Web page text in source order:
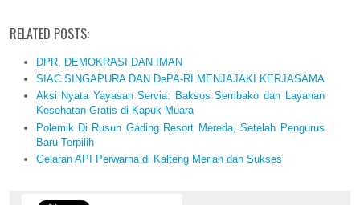
RELATED POSTS:
DPR, DEMOKRASI DAN IMAN
SIAC SINGAPURA DAN DePA-RI MENJAJAKI KERJASAMA
Aksi Nyata Yayasan Servia: Baksos Sembako dan Layanan
Kesehatan Gratis di Kapuk Muara
Polemik Di Rusun Gading Resort Mereda, Setelah Pengurus
Baru Terpilih
Gelaran API Perwarna di Kalteng Meriah dan Sukses